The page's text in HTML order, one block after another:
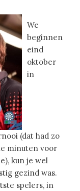
We
beginnen
eind
oktober
in
(dat had zo
minuten voor
kun je wel
gezind was.
spelers, in